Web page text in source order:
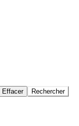
Effacer Rechercher